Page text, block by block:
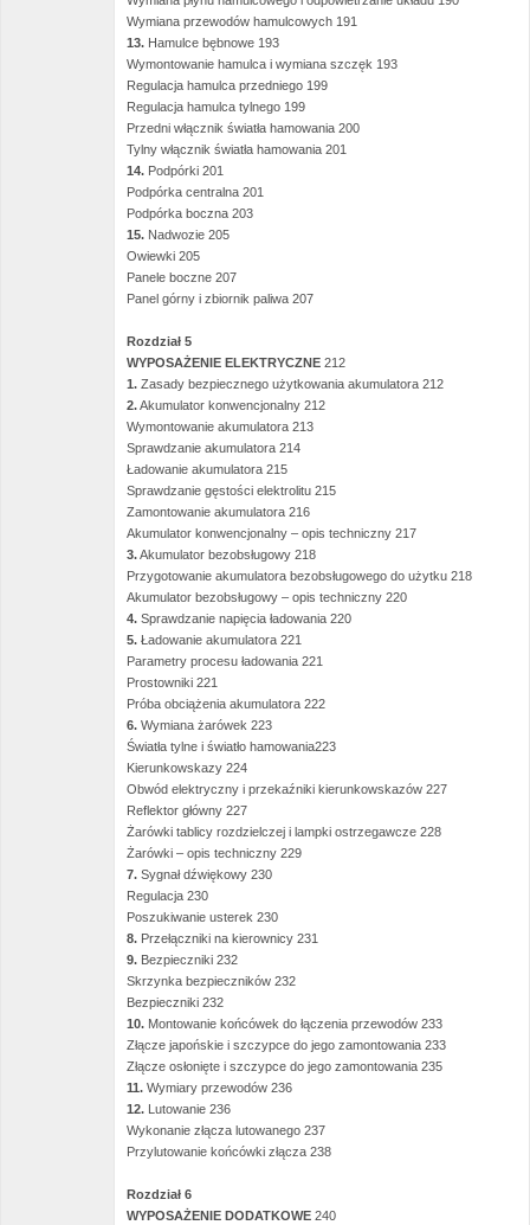
Wymiana przewodów hamulcowych 191
13. Hamulce bębnowe 193
Wymontowanie hamulca i wymiana szczęk 193
Regulacja hamulca przedniego 199
Regulacja hamulca tylnego 199
Przedni włącznik światła hamowania 200
Tylny włącznik światła hamowania 201
14. Podpórki 201
Podpórka centralna 201
Podpórka boczna 203
15. Nadwozie 205
Owiewki 205
Panele boczne 207
Panel górny i zbiornik paliwa 207
Rozdział 5
WYPOSAŻENIE ELEKTRYCZNE 212
1. Zasady bezpiecznego użytkowania akumulatora 212
2.Akumulator konwencjonalny 212
Wymontowanie akumulatora 213
Sprawdzanie akumulatora 214
Ładowanie akumulatora 215
Sprawdzanie gęstości elektrolitu 215
Zamontowanie akumulatora 216
Akumulator konwencjonalny – opis techniczny 217
3.Akumulator bezobsługowy 218
Przygotowanie akumulatora bezobsługowego do użytku 218
Akumulator bezobsługowy – opis techniczny 220
4. Sprawdzanie napięcia ładowania 220
5. Ładowanie akumulatora 221
Parametry procesu ładowania 221
Prostowniki 221
Próba obciążenia akumulatora 222
6. Wymiana żarówek 223
Światła tylne i światło hamowania223
Kierunkowskazy 224
Obwód elektryczny i przekaźniki kierunkowskazów 227
Reflektor główny 227
Żarówki tablicy rozdzielczej i lampki ostrzegawcze 228
Żarówki – opis techniczny 229
7. Sygnał dźwiękowy 230
Regulacja 230
Poszukiwanie usterek 230
8. Przełączniki na kierownicy 231
9. Bezpieczniki 232
Skrzynka bezpieczników 232
Bezpieczniki 232
10. Montowanie końcówek do łączenia przewodów 233
Złącze japońskie i szczypce do jego zamontowania 233
Złącze osłonięte i szczypce do jego zamontowania 235
11. Wymiary przewodów 236
12. Lutowanie 236
Wykonanie złącza lutowanego 237
Przylutowanie końcówki złącza 238
Rozdział 6
WYPOSAŻENIE DODATKOWE 240